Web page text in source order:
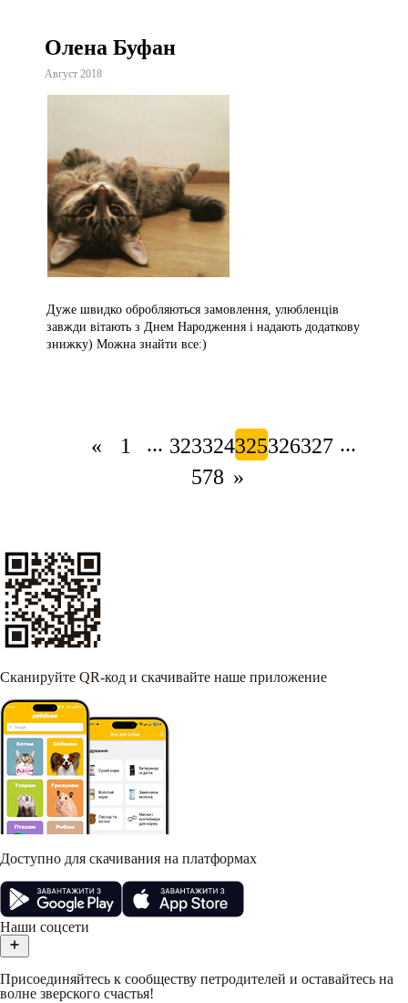
Олена Буфан
Август 2018
Дуже швидко обробляються замовлення, улюбленців
завжди вітають з Днем Народження і надають додаткову
знижку) Можна знайти все:)
« 1 ... 323324325326327 ...
578 »
Сканируйте QR-код и скачивайте наше приложение
Доступно для скачивания на платформах
Наши соцсети
Присоединяйтесь к сообществу петродителей и оставайтесь на
волне зверского счастья!